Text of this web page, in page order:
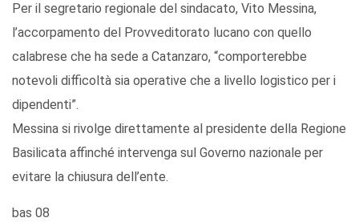
Per il segretario regionale del sindacato, Vito Messina,
l’accorpamento del Provveditorato lucano con quello
calabrese che ha sede a Catanzaro, “comporterebbe
notevoli difficoltà sia operative che a livello logistico per i
dipendenti”.
Messina si rivolge direttamente al presidente della Regione
Basilicata affinché intervenga sul Governo nazionale per
evitare la chiusura dell’ente.
bas 08